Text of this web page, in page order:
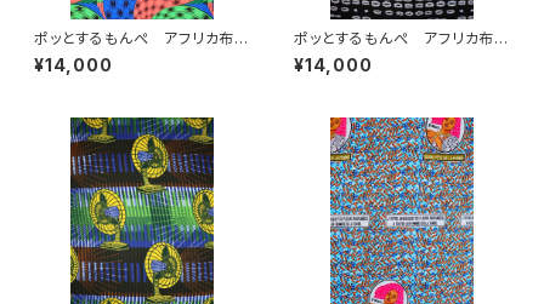
ポッとするもんぺ アフリカ布
No.85
¥14,000
ポッとするもんぺ アフリカ布
No.103
¥14,000